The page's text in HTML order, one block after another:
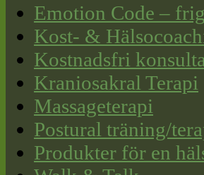
Emotion Code –
Kost- &
Kostnadsfri
Kraniosakral Terapi
Massageterapi
Postural träning/
Produkter för en